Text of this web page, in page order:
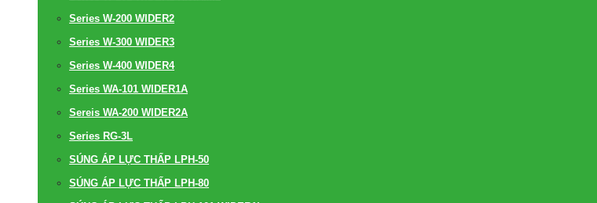
Series W-200 WIDER2
Series W-300 WIDER3
Series W-400 WIDER4
Series WA-101 WIDER1A
Sereis WA-200 WIDER2A
Series RG-3L
SÚNG ÁP LỰC THẤP LPH-50
SÚNG ÁP LỰC THẤP LPH-80